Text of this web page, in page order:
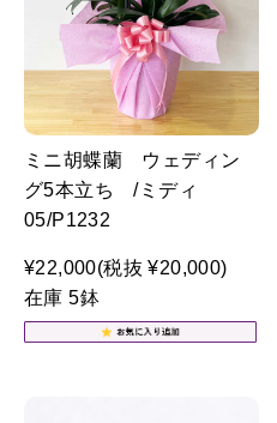
ミニ胡蝶蘭 ウェディン
グ5本立ち /ミディ
05/P1232
¥22,000(税抜 ¥20,000)
在庫 5鉢